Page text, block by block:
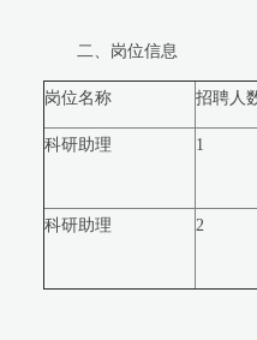
二、岗位信息
岗位名称 招聘人
科研助理 1
科研助理 2